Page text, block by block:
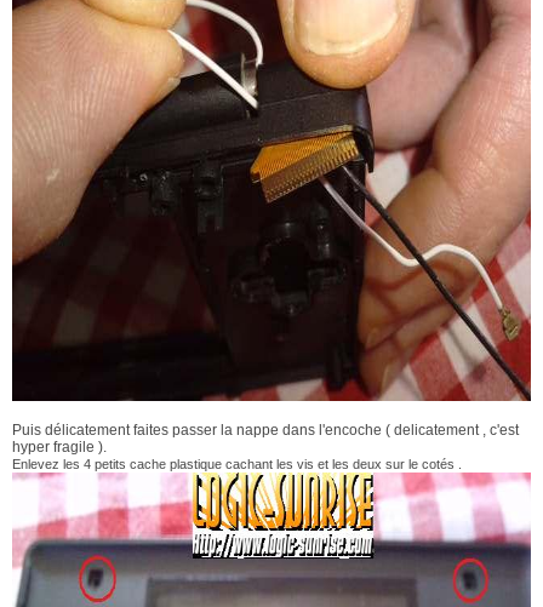
Puis délicatement faites passer la nappe dans l'encoche ( delicatement , c'est
hyper fragile ).
Enlevez les 4 petits cache plastique cachant les vis et les deux sur le cotés .